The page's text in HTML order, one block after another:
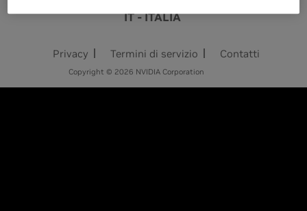
IT - ITALIA
Privacy Termini di servizio Contatti
Copyright © 2026 NVIDIA Corporation